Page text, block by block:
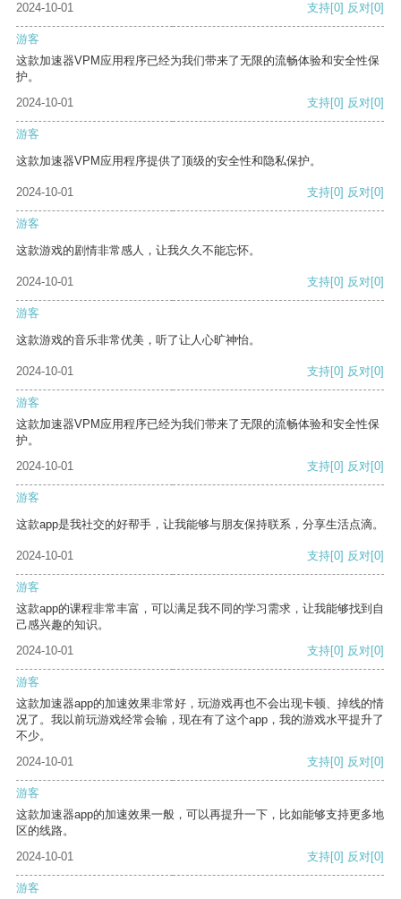
2024-10-01 支持[0] 反对[0]
游客
这款加速器VPM应用程序已经为我们带来了无限的流畅体验和安全性保
护。
2024-10-01
支持[0] 反对[0]
游客
这款加速器VPM应用程序提供了顶级的安全性和隐私保护。
2024-10-01 支持[0] 反对[0]
游客
这款游戏的剧情非常感人，让我久久不能忘怀。
2024-10-01 支持[0] 反对[0]
游客
这款游戏的音乐非常优美，听了让人心旷神怡。
2024-10-01 支持[0] 反对[0]
游客
这款加速器VPM应用程序已经为我们带来了无限的流畅体验和安全性保
护。
2024-10-01
支持[0] 反对[0]
游客
这款app是我社交的好帮手，让我能够与朋友保持联系，分享生活点滴。
2024-10-01 支持[0] 反对[0]
游客
这款app的课程非常丰富，可以满足我不同的学习需求，让我能够找到自
己感兴趣的知识。
2024-10-01
支持[0] 反对[0]
游客
这款加速器app的加速效果非常好，玩游戏再也不会出现卡顿、掉线的情
况了。我以前玩游戏经常会输，现在有了这个app，我的游戏水平提升了
不少。
2024-10-01
支持[0] 反对[0]
游客
这款加速器app的加速效果一般，可以再提升一下，比如能够支持更多地
区的线路。
2024-10-01
支持[0] 反对[0]
游客